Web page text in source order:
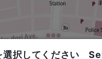
選択してください